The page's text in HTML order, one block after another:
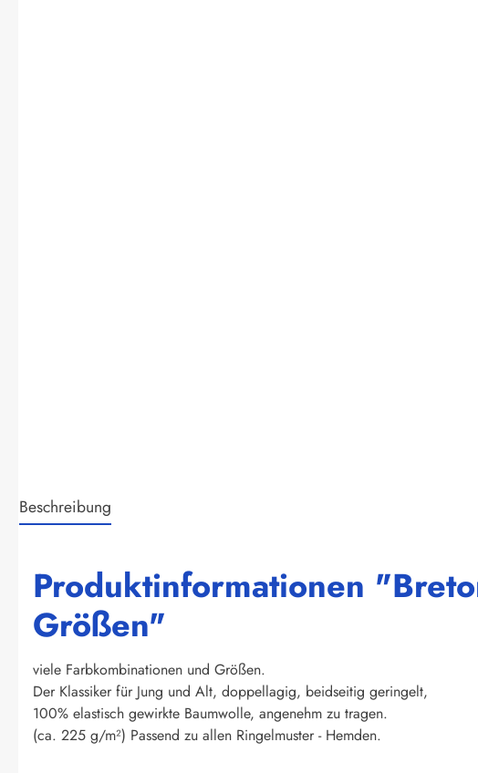
Beschreibung
Produktinformationen
Größen"
viele Farbkombinationen und Größen.
Der Klassiker für Jung und Alt, doppellagig, beidseitig geringelt,
100% elastisch gewirkte Baumwolle, angenehm zu tragen.
(ca. 225 g/m²) Passend zu allen Ringelmuster - Hemden.